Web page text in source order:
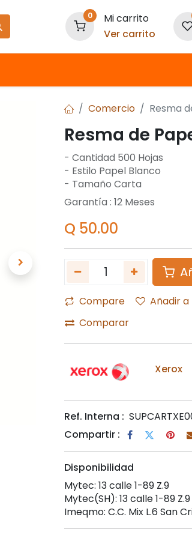
0
Mi carrito
Ver carrito
Comercio Resma
Resma de
- Cantidad 500 Hojas
- Estilo Papel Blanco
- Tamaño Carta
Garantía : 12 Meses
Q 50.00
Compare
Añadir a
Comparar
Xerox
Ref. Interna :
Compartir :
Disponibilidad
Mytec: 13 calle 1-89 Z.9
Mytec(SH): 13 calle 1-89 Z.9
Imeqmo: C.C. Mix L.6 San